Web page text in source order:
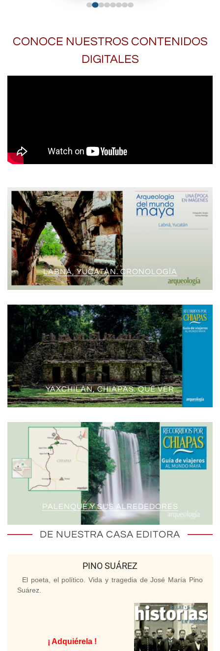
CONOCE NUESTROS CONTENIDOS
DIGITALES
LABNÁ, YUCATÁN. CRONOLOGÍA
YAXCHILÁN, CHIAPAS. QUÉ VER
PALENQUE Y SUS ALREDEDORES
DE NUESTRA CASA EDITORA
PINO SUÁREZ
El poeta, el político. Vida y tragedia de José María Pino
Suárez.
¡ Adquiérela !